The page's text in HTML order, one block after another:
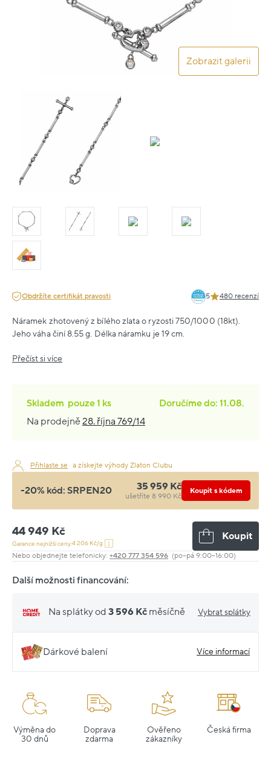
Zobrazit galerii
Obdržíte certifikát pravosti 5 480 recenzí
Náramek zhotovený z bílého zlata o ryzosti 750/1000 (18kt).
Jeho váha činí 8.55 g. Délka náramku je 19 cm.
Přečíst si více
Skladem pouze1 ks
Doručíme do: 11.08.
Na prodejně28. října 769/14
Přihlaste se a získejte výhody Zlaton Clubu
-20% kód: SRPEN20 35 959 Kč
ušetříte 8 990 Kč
Koupit s kódem
44 949 Kč
Garance nejnižší ceny:4 206 Kč/g
Koupit
Nebo objednejte telefonicky: +420 777 354 596 (po–pá 9:00–16:00)
Další možnosti financování:
Na splátky od 3 596 Kč měsíčně Vybrat splátky
Dárkové balení Více informací
Výměna do
30 dnů
Doprava
zdarma
Ověřeno
zákazníky
Česká firma